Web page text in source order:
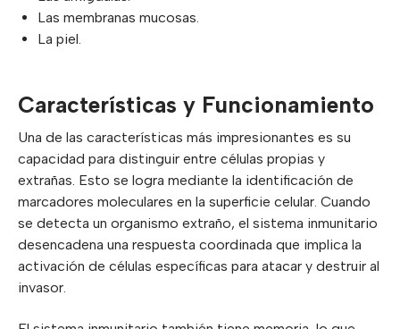
Las membranas mucosas.
La piel.
Características y Funcionamiento
Una de las características más impresionantes es su
capacidad para distinguir entre células propias y
extrañas. Esto se logra mediante la identificación de
marcadores moleculares en la superficie celular. Cuando
se detecta un organismo extraño, el sistema inmunitario
desencadena una respuesta coordinada que implica la
activación de células específicas para atacar y destruir al
invasor.